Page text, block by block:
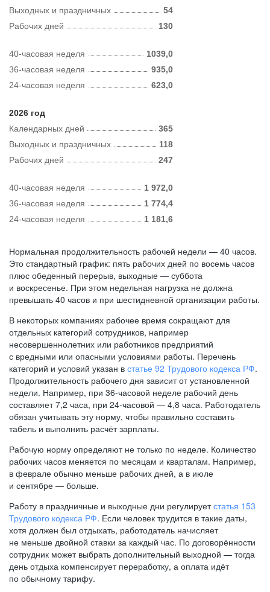
Рабочих дней 130
Выходных и праздничных 54
40-часовая неделя
1039,0
36-часовая неделя
935,0
24-часовая неделя
623,0
2026 год
Календарных дней
365
Рабочих дней 247
Выходных и праздничных 118
40-часовая неделя
1 972,0
36-часовая неделя
1 774,4
24-часовая неделя
1 181,6
Нормальная продолжительность рабочей недели — 40 часов.
Это стандартный график: пять рабочих дней по восемь часов
плюс обеденный перерыв, выходные — суббота
и воскресенье. При этом недельная нагрузка не должна
превышать 40 часов и при шестидневной организации работы.
В некоторых компаниях рабочее время сокращают для
отдельных категорий сотрудников, например
несовершеннолетних или работников предприятий
с вредными или опасными условиями работы. Перечень
категорий и условий указан в статье 92 Трудового кодекса РФ.
Продолжительность рабочего дня зависит от установленной
недели. Например, при 36-часовой неделе рабочий день
составляет 7,2 часа, при 24-часовой — 4,8 часа. Работодатель
обязан учитывать эту норму, чтобы правильно составить
табель и выполнить расчёт зарплаты.
Рабочую норму определяют не только по неделе. Количество
рабочих часов меняется по месяцам и кварталам. Например,
в феврале обычно меньше рабочих дней, а в июле
и сентябре — больше.
Работу в праздничные и выходные дни регулируетстатья 153
Трудового кодекса РФ. Если человек трудится в такие даты,
хотя должен был отдыхать, работодатель начисляет
не меньше двойной ставки за каждый час. По договорённости
сотрудник может выбрать дополнительный выходной — тогда
день отдыха компенсирует переработку, а оплата идёт
по обычному тарифу.